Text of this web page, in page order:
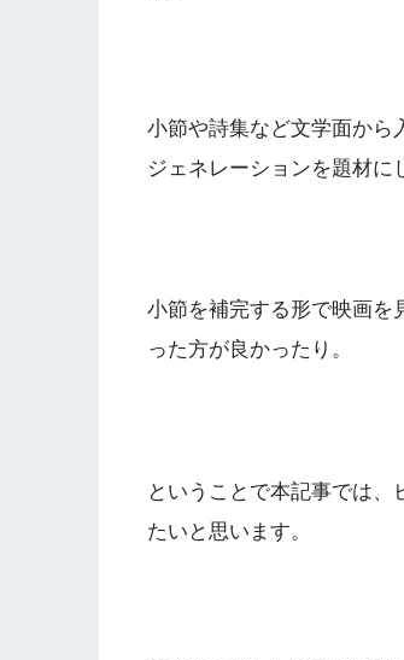
小節や詩集など文学面から
ジェネレーションを題材に
小節を補完する形で映画を
った方が良かったり。
ということで本記事では
たいと思います。